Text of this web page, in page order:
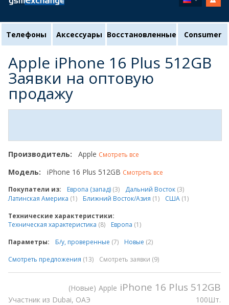
Телефоны Аксессуары Восстановленные Consumer
Apple iPhone 16 Plus 512GB
Заявки на оптовую
продажу
Производитель: Apple Смотреть все
Модель: iPhone 16 Plus 512GB Смотреть все
Покупатели из:
Европа (запад) (3) Дальний Восток (3)
Латинская Америка (1) Ближний Восток/Азия (1) США (1)
Технические характеристики:
Техническая характеристика (8) Европа (1)
Параметры:
Б/у, проверенные (7) Новые (2)
Смотреть предложения (13) Смотреть заявки (9)
Новые Apple iPhone 16 Plus 512GB
100Шт.
Участник из Dubai, ОАЭ